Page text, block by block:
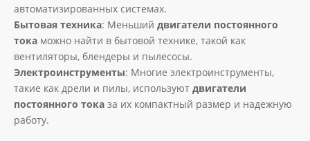
автоматизированных системах.
Бытовая техника: Меньший двигатели постоянного
тока можно найти в бытовой технике, такой как
вентиляторы, блендеры и пылесосы.
Электроинструменты: Многие электроинструменты,
такие как дрели и пилы, используют двигатели
постоянного тока за их компактный размер и надежную
работу.